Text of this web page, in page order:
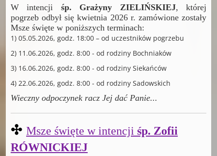
W intencji śp. Grażyny ZIELIŃSKIEJ, której
pogrzeb odbył się kwietnia 2026 r. zamówione zostały
Msze święte w poniższych terminach:
1) 05.05.2026, godz. 18:00 – od uczestników pogrzebu
2) 11.06.2026, godz. 8:00 - od rodziny Bochniaków
3) 16.06.2026, godz. 8:00 - od rodziny Siekańców
4) 22.06.2026, godz. 8:00 - od rodziny Sadowskich
Wieczny odpoczynek racz Jej dać Panie...
✣ Msze święte w intencji śp. Zofii
RÓWNICKIEJ